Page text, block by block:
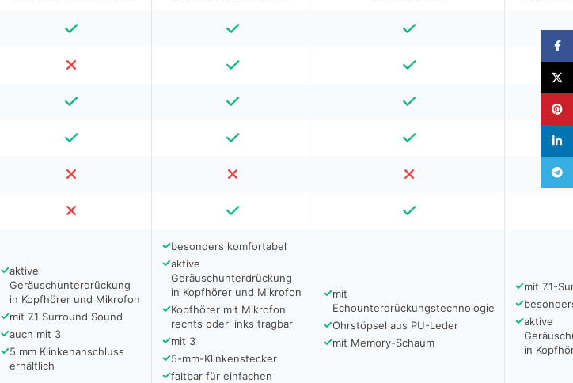
✓aktive
Geräuschunterdrückung
in Kopfhörer und Mikrofon
✓mit 7.1 Surround Sound
✓auch mit 3
✓5 mm Klinkenanschluss
erhältlich
✓besonders komfortabel
✓aktive
Geräuschunterdrückung
in Kopfhörer und Mikrofon
✓Kopfhörer mit Mikrofon
rechts oder links tragbar
✓mit 3
✓5-mm-Klinkenstecker
✓faltbar für einfachen
✓mit
Echounterdrückungstechnologie
✓Ohrstöpsel aus PU-Leder
✓mit Memory-Schaum
✓mit 7.1-
✓
✓aktive
in